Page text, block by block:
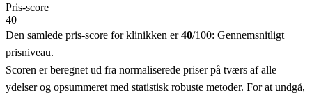
Pris‑score
40
Den samlede pris-score for klinikken er40/100: Gennemsnitligt
prisniveau.
Scoren er beregnet ud fra normaliserede priser på tværs af alle
ydelser og opsummeret med statistisk robuste metoder. For at undgå,